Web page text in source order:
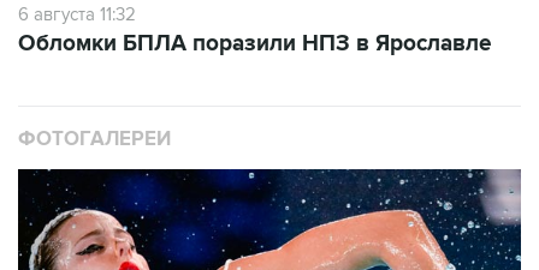
6 августа 11:32
Обломки БПЛА поразили НПЗ в Ярославле
ФОТОГАЛЕРЕИ